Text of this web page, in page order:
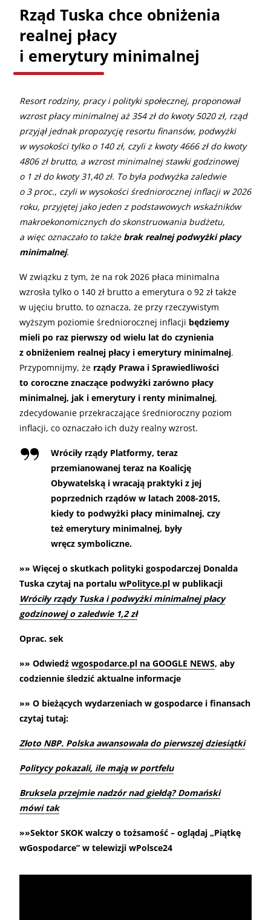
Rząd Tuska chce obniżenia
realnej płacy
i emerytury minimalnej
Resort rodziny, pracy i polityki społecznej, proponował
wzrost płacy minimalnej aż 354 zł do kwoty 5020 zł, rząd
przyjął jednak propozycję resortu finansów, podwyżki
w wysokości tylko o 140 zł, czyli z kwoty 4666 zł do kwoty
4806 zł brutto, a wzrost minimalnej stawki godzinowej
o 1 zł do kwoty 31,40 zł. To była podwyżka zaledwie
o 3 proc., czyli w wysokości średniorocznej inflacji w 2026
roku, przyjętej jako jeden z podstawowych wskaźników
makroekonomicznych do skonstruowania budżetu,
a więc oznaczało to także brak realnej podwyżki płacy
minimalnej.
W związku z tym, że na rok 2026 płaca minimalna
wzrosła tylko o 140 zł brutto a emerytura o 92 zł także
w ujęciu brutto, to oznacza, że przy rzeczywistym
wyższym poziomie średniorocznej inflacji będziemy
mieli po raz pierwszy od wielu lat do czynienia
z obniżeniem realnej płacy i emerytury minimalnej.
Przypomnijmy, że rządy Prawa i Sprawiedliwości
to coroczne znaczące podwyżki zarówno płacy
minimalnej, jak i emerytury i renty minimalnej,
zdecydowanie przekraczające średnioroczny poziom
inflacji, co oznaczało ich duży realny wzrost.
Wróciły rządy Platformy, teraz
przemianowanej teraz na Koalicję
Obywatelską i wracają praktyki z jej
poprzednich rządów w latach 2008-2015,
kiedy to podwyżki płacy minimalnej, czy
też emerytury minimalnej, były
wręcz symboliczne.
»» Więcej o skutkach polityki gospodarczej Donalda
Tuska czytaj na portalu wPolityce.pl w publikacji
Wróciły rządy Tuska i podwyżki minimalnej płacy
godzinowej o zaledwie 1,2 zł
Oprac. sek
»» Odwiedź wgospodarce.pl na GOOGLE NEWS, aby
codziennie śledzić aktualne informacje
»» O bieżących wydarzeniach w gospodarce i finansach
czytaj tutaj:
Złoto NBP. Polska awansowała do pierwszej dziesiątki
Politycy pokazali, ile mają w portfelu
Bruksela przejmie nadzór nad giełdą? Domański
mówi tak
»»Sektor SKOK walczy o tożsamość – oglądaj „Piątkę
wGospodarce” w telewizji wPolsce24